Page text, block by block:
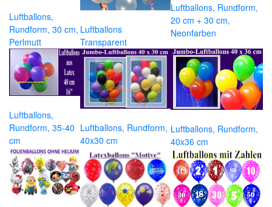
Luftballons,
Rundform, 30 cm,
Perlmutt
Luftballons
Transparent
Luftballons, Rundform,
20 cm + 30 cm,
Neonfarben
Luftballons,
Rundform, 35-40
cm
Luftballons, Rundform,
40x30 cm
Luftballons, Rundform,
40x36 cm